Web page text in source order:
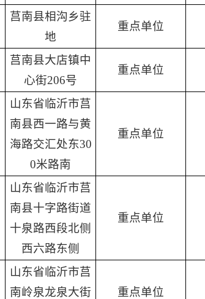
莒南县相沟乡驻
地
重点单位
莒南县大店镇中
心街206号
重点单位
山东省临沂市莒
南县西一路与黄
海路交汇处东30
0米路南
重点单位
山东省临沂市莒
南县十字路街道
十泉路西段北侧
西六路东侧
重点单位
山东省临沂市莒
南岭泉龙泉大街
重点单位